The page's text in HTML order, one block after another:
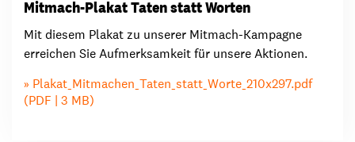
Mitmach-Plakat Taten statt Worten
Mit diesem Plakat zu unserer Mitmach-Kampagne
erreichen Sie Aufmerksamkeit für unsere Aktionen.
Plakat_Mitmachen_Taten_statt_Worte_210x297.pdf
(PDF | 3 MB)